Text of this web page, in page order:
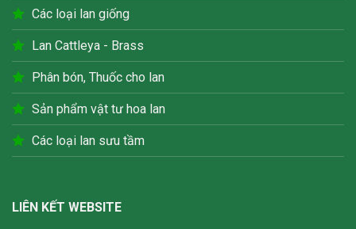
Các loại lan giống
Lan Cattleya - Brass
Phân bón, Thuốc cho lan
Sản phẩm vật tư hoa lan
Các loại lan sưu tầm
LIÊN KẾT WEBSITE